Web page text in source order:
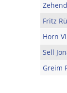
Fritz
Horn
Sell
Greim